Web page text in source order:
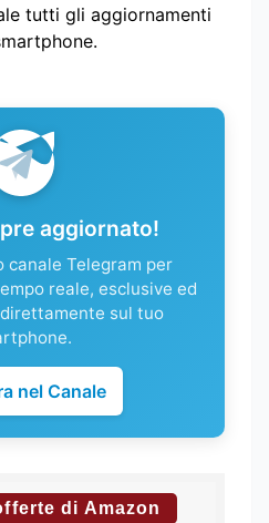
tutti gli aggiornamenti
aggiornato!
canale Telegram per
reale, esclusive ed
sul tuo
nel Canale